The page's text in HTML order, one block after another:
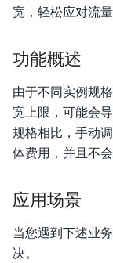
产品定价
快速入门
SDK
宽，轻松应对流量
功能概述
由于不同实例规
宽上限，可能会
规格相比，手动
体费用，并且不
应用场景
当您遇到下述业
决。